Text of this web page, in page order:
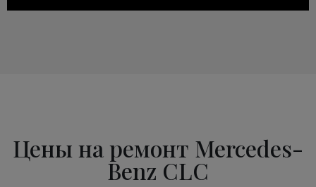
Цены на ремонт Mercedes-
Benz CLC